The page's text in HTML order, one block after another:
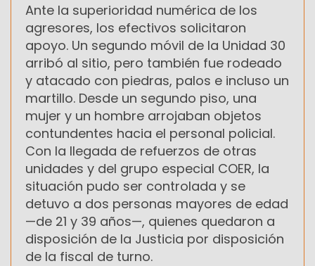
Ante la superioridad numérica de los
agresores, los efectivos solicitaron
apoyo. Un segundo móvil de la Unidad 30
arribó al sitio, pero también fue rodeado
y atacado con piedras, palos e incluso un
martillo. Desde un segundo piso, una
mujer y un hombre arrojaban objetos
contundentes hacia el personal policial.
Con la llegada de refuerzos de otras
unidades y del grupo especial COER, la
situación pudo ser controlada y se
detuvo a dos personas mayores de edad
—de 21 y 39 años—, quienes quedaron a
disposición de la Justicia por disposición
de la fiscal de turno.